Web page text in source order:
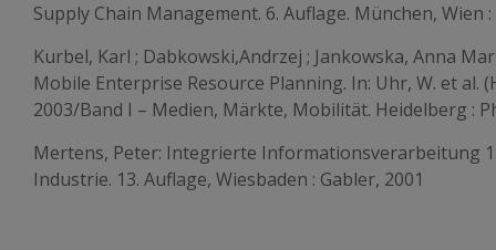
Supply Chain Management. 6. Auflage. München, Wien
Kurbel, Karl ; Dabkowski,Andrzej ; Jankowska, Anna
Mobile Enterprise Resource Planning. In: Uhr, W. et al.
2003/Band I – Medien, Märkte, Mobilität. Heidelberg :
Mertens, Peter: Integrierte Informationsverarbeitung
Industrie. 13. Auflage, Wiesbaden : Gabler, 2001